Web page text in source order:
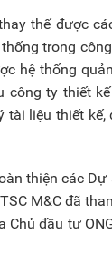
thế được
trong
hệ thống
ty thiết
liệu thiết
thiện các
M&C đã
đầu tư